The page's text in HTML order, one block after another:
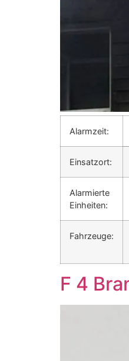
Alarmzeit:
Einsatzort:
Alarmierte
Einheiten:
Fahrzeuge:
F 4